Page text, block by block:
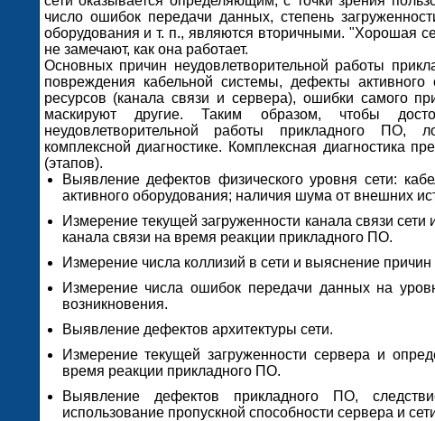
число ошибок передачи данных, степень
оборудования и т. п., являются вторичными. "Хорошая
не замечают, как она работает.
Основных причин неудовлетворительной работы
повреждения кабельной системы, дефекты активного
ресурсов (канала связи и сервера), ошибки самого
маскируют другие. Таким образом, чтобы
неудовлетворительной работы прикладного ПО,
комплексной диагностике. Комплексная диагностика
(этапов).
Выявление дефектов физического уровня сети:
активного оборудования; наличия шума от внешних
Измерение текущей загруженности канала связи
канала связи на время реакции прикладного ПО.
Измерение числа коллизий в сети и выяснение причин
Измерение числа ошибок передачи данных на
возникновения.
Выявление дефектов архитектуры сети.
Измерение текущей загруженности сервера и
время реакции прикладного ПО.
Выявление дефектов прикладного ПО,
использование пропускной способности сервера и